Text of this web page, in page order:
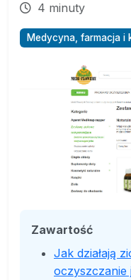
4 minuty
Medycyna, farmacja i
Zawartość
Jak działają
oczyszczanie